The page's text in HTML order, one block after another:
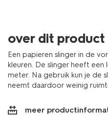
over dit product
Een papieren slinger in de
kleuren. De slinger heeft
meter. Na gebruik kun je de
neemt daardoor weinig
meer